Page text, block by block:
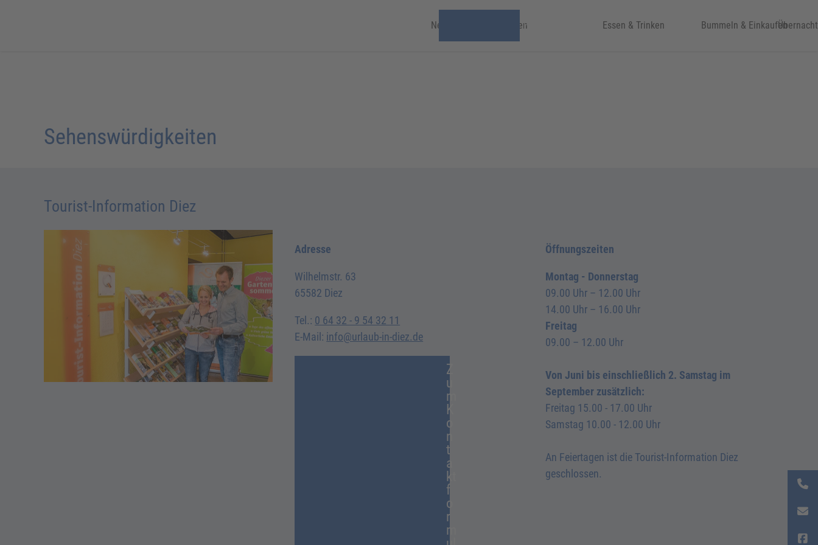
News & VeranstaltungenFreizeit & Kultur Essen & Trinken Bummeln & Einkaufen
Sehenswürdigkeiten
Tourist-Information Diez
Adresse
Wilhelmstr. 63
65582 Diez
Tel.: 0 64 32 - 9 54 32 11
E-Mail: info@urlaub-in-diez.de
Z
u
m
K
o
n
t
a
kt
f
o
r
m
Öffnungszeiten
Montag - Donnerstag
09.00 Uhr – 12.00 Uhr
14.00 Uhr – 16.00 Uhr
Freitag
09.00 – 12.00 Uhr
Von Juni bis einschließlich 2. Samstag im
September zusätzlich:
Freitag 15.00 - 17.00 Uhr
Samstag 10.00 - 12.00 Uhr
An Feiertagen ist die Tourist-Information Diez
geschlossen.